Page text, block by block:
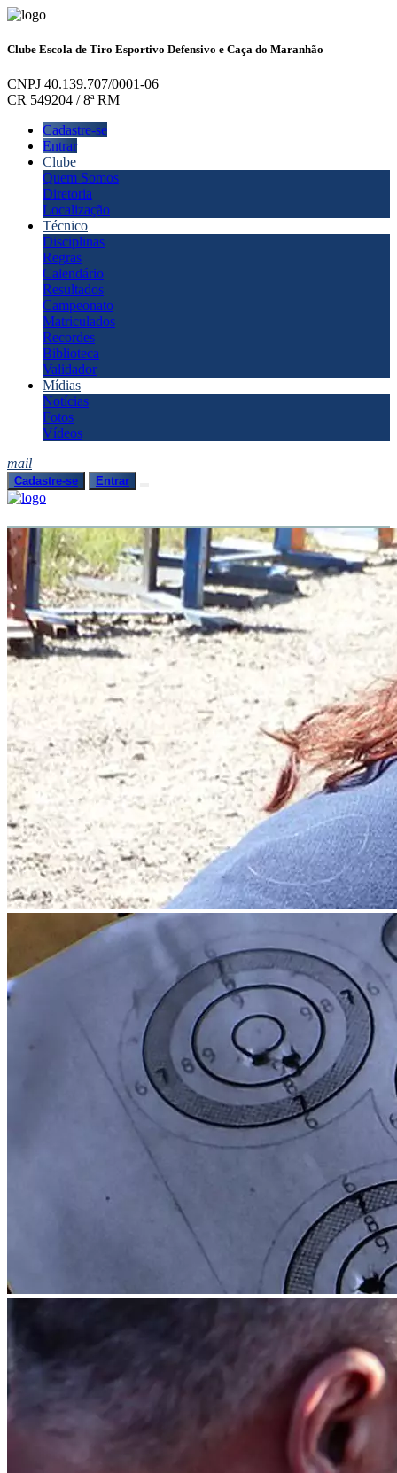
Clube Escola de Tiro Esportivo Defensivo e Caça do Maranhão
CNPJ 40.139.707/0001-06
CR 549204 / 8ª RM
Cadastre-se
Entrar
Clube
Quem Somos
Diretoria
Localização
Técnico
Disciplinas
Regras
Calendário
Resultados
Campeonato
Matriculados
Recordes
Biblioteca
Validador
Mídias
Notícias
Fotos
Vídeos
mail
Cadastre-se Entrar